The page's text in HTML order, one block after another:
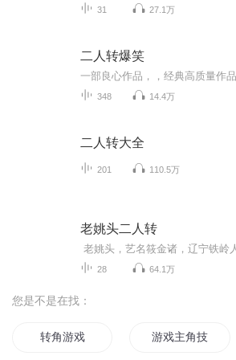
31 27.1万
二人转爆笑
348 14.4万
二人转大全
201 110.5万
老姚头二人转
28 64.1万
您是不是在找：
转角游戏 游戏主角技能系统